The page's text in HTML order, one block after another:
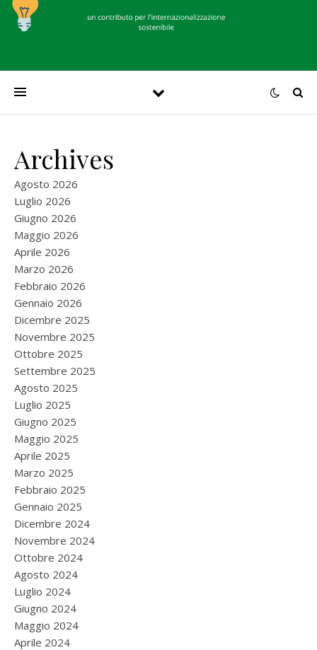
Archives
Agosto 2026
Luglio 2026
Giugno 2026
Maggio 2026
Aprile 2026
Marzo 2026
Febbraio 2026
Gennaio 2026
Dicembre 2025
Novembre 2025
Ottobre 2025
Settembre 2025
Agosto 2025
Luglio 2025
Giugno 2025
Maggio 2025
Aprile 2025
Marzo 2025
Febbraio 2025
Gennaio 2025
Dicembre 2024
Novembre 2024
Ottobre 2024
Agosto 2024
Luglio 2024
Giugno 2024
Maggio 2024
Aprile 2024